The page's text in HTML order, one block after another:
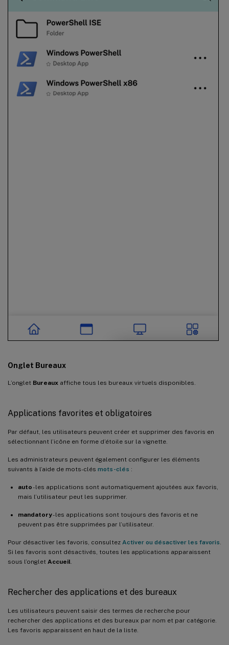
Onglet Bureaux
L’onglet Bureaux affiche tous les bureaux virtuels disponibles.
Applications favorites et obligatoires
Par défaut, les utilisateurs peuvent créer et supprimer des favoris en
sélectionnant l’icône en forme d’étoile sur la vignette.
Les administrateurs peuvent également configurer les éléments
suivants à l’aide de mots-clés mots-clés :
auto- les applications sont automatiquement ajoutées aux favoris,
mais l’utilisateur peut les supprimer.
mandatory- les applications sont toujours des favoris et ne
peuvent pas être supprimées par l’utilisateur.
Pour désactiver les favoris, consultez Activer ou désactiver les favoris.
Si les favoris sont désactivés, toutes les applications apparaissent
sous l’onglet Accueil.
Rechercher des applications et des bureaux
Les utilisateurs peuvent saisir des termes de recherche pour
rechercher des applications et des bureaux par nom et par catégorie.
Les favoris apparaissent en haut de la liste.